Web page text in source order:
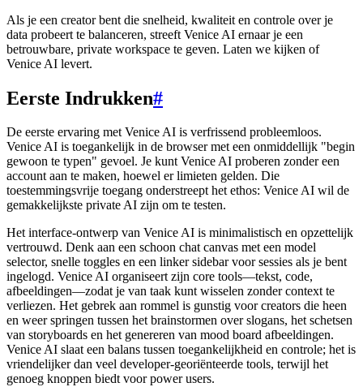
Als je een creator bent die snelheid, kwaliteit en controle over je
data probeert te balanceren, streeft Venice AI ernaar je een
betrouwbare, private workspace te geven. Laten we kijken of
Venice AI levert.
Eerste Indrukken#
De eerste ervaring met Venice AI is verfrissend probleemloos.
Venice AI is toegankelijk in de browser met een onmiddellijk "begin
gewoon te typen" gevoel. Je kunt Venice AI proberen zonder een
account aan te maken, hoewel er limieten gelden. Die
toestemmingsvrije toegang onderstreept het ethos: Venice AI wil de
gemakkelijkste private AI zijn om te testen.
Het interface-ontwerp van Venice AI is minimalistisch en opzettelijk
vertrouwd. Denk aan een schoon chat canvas met een model
selector, snelle toggles en een linker sidebar voor sessies als je bent
ingelogd. Venice AI organiseert zijn core tools—tekst, code,
afbeeldingen—zodat je van taak kunt wisselen zonder context te
verliezen. Het gebrek aan rommel is gunstig voor creators die heen
en weer springen tussen het brainstormen over slogans, het schetsen
van storyboards en het genereren van mood board afbeeldingen.
Venice AI slaat een balans tussen toegankelijkheid en controle; het is
vriendelijker dan veel developer-georiënteerde tools, terwijl het
genoeg knoppen biedt voor power users.